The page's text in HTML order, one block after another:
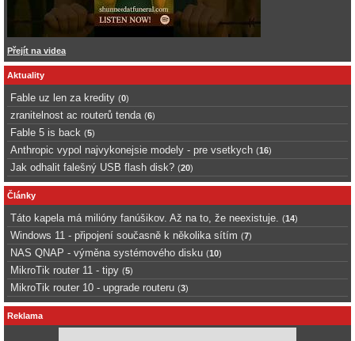
Přejít na videa
Aktuality
Fable uz len za kredity (0)
zranitelnost ac routerů tenda (6)
Fable 5 is back (5)
Anthropic vypol najvykonejsie modely - pre vsetkych (16)
Jak odhalit falešný USB flash disk? (20)
Články
Táto kapela má milióny fanúšikov. Až na to, že neexistuje. (14)
Windows 11 - připojení současně k několika sítím (7)
NAS QNAP - výměna systémového disku (10)
MikroTik router 11 - tipy (5)
MikroTik router 10 - upgrade routeru (3)
Reklama